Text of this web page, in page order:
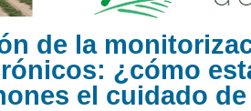
de la
¿cómo
el cuidado